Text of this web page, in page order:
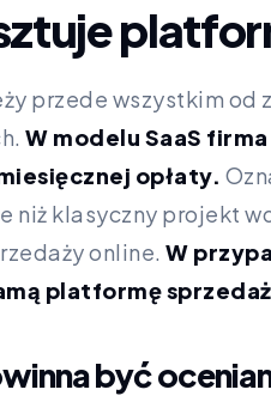
przede wszystkim
W modelu SaaS
opłaty.
niż klasyczny projekt
online. W
platformę
być